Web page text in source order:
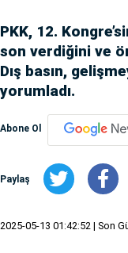
PKK, 12.
son verdiğini ve
Dış basın,
yorumladı.
Abone Ol
Paylaş
2025-05-13 01:42:52 | Son